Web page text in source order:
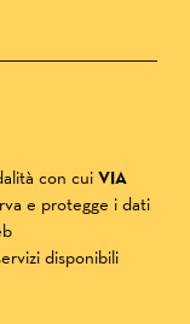
con cui VIA
e protegge i dati
disponibili